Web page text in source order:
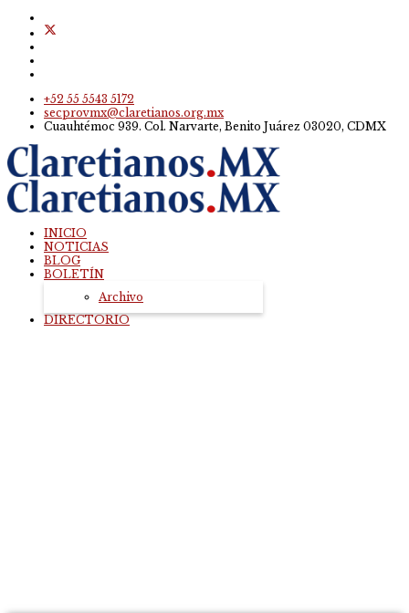
+52 55 5543 5172
secprovmx@claretianos.org.mx
Cuauhtémoc 939. Col. Narvarte, Benito Juárez 03020, CDMX
INICIO
NOTICIAS
BLOG
BOLETÍN
Archivo
DIRECTORIO